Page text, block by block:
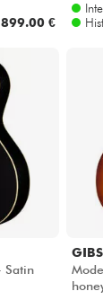
€
Satin